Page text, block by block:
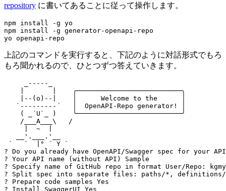
repository に書いてあることに従って操作します。
npm install -g yo
npm install -g generator-openapi-repo
上記のコマンドを実行すると、下記のように対話形式でもろ
もろ聞かれるので、ひとつずつ答えていきます。
     _-----_
    |       |    ╭──────────────────────────╮
    |--(o)--|    │      Welcome to the      │
   `---------´   │  OpenAPI-Repo generator! │
    ( _´U`_ )    ╰──────────────────────────╯
    /___A___\   /
     |  ~  |
   __'.___.'__
´   `  |° ´ Y `
? Do you already have OpenAPI/Swagger spec for your
? Your API name (without API) Sample
? Specify name of GitHub repo in format User/Repo:
? Split spec into separate files: paths/*, definitions/*
? Prepare code samples Yes